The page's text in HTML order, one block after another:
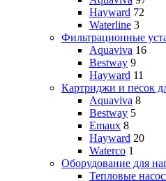
Hayward 72
Waterline 3
Фильтрационные
Aquaviva 16
Bestway 9
Hayward 11
Картриджи и песок
Aquaviva 8
Bestway 5
Emaux 8
Hayward 20
Waterco 1
Оборудование для
Тепловые